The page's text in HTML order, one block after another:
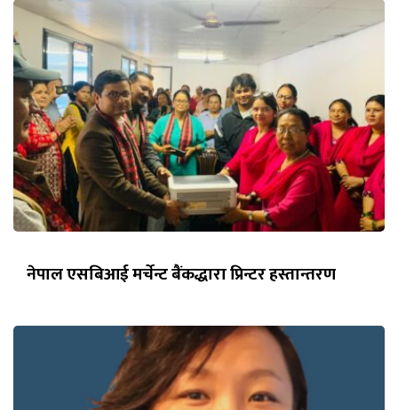
नेपाल एसबिआई मर्चेन्ट बैंकद्धारा प्रिन्टर हस्तान्तरण